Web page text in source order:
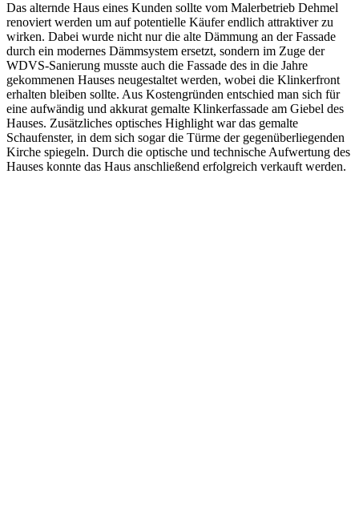
Das alternde Haus eines Kunden sollte vom Malerbetrieb Dehmel
renoviert werden um auf potentielle Käufer endlich attraktiver zu
wirken. Dabei wurde nicht nur die alte Dämmung an der Fassade
durch ein modernes Dämmsystem ersetzt, sondern im Zuge der
WDVS-Sanierung musste auch die Fassade des in die Jahre
gekommenen Hauses neugestaltet werden, wobei die Klinkerfront
erhalten bleiben sollte. Aus Kostengründen entschied man sich für
eine aufwändig und akkurat gemalte Klinkerfassade am Giebel des
Hauses. Zusätzliches optisches Highlight war das gemalte
Schaufenster, in dem sich sogar die Türme der gegenüberliegenden
Kirche spiegeln. Durch die optische und technische Aufwertung des
Hauses konnte das Haus anschließend erfolgreich verkauft werden.